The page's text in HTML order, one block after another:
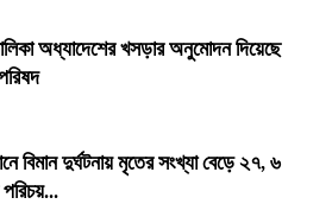
অধ্যাদেশের খসড়ার অনুমোদন দিয়েছে
বিমান দুর্ঘটনায় মৃতের সংখ্যা বেড়ে ২৭, ৬